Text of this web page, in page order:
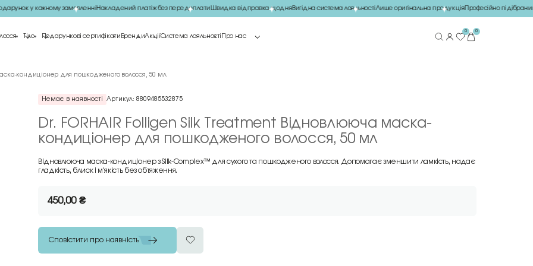
у кожному замовленніНакладений платіж без передоплатиШвидка відправка щодняВигідна система лояльностіЛише оригінальна продукціяПрофесійно підібраний
Тіло Подарункові сертифікати БрендиАкціїСистема лояльності Про нас
0 0
кондиціонер для пошкодженого волосся, 50 мл
Немає в наявності Артикул: 8809485532875
Dr. FORHAIR Folligen Silk Treatment Відновлююча маска-
кондиціонер для пошкодженого волосся, 50 мл
Відновлююча маска-кондиціонер з Silk-Complex™ для сухого та пошкодженого волосся. Допомагає зменшити ламкість, надає
гладкість, блиск і м’якість без обтяження.
450,00₴
Сповістити про наявність